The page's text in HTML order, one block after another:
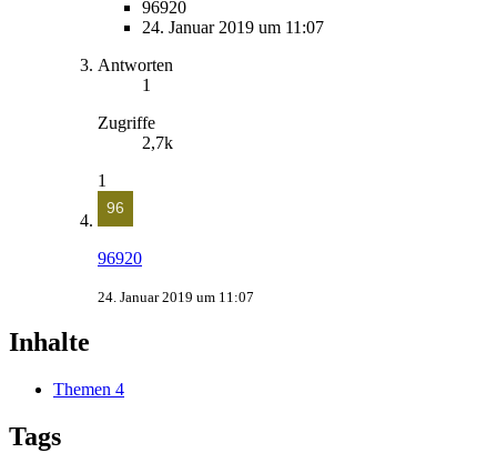
96920
24. Januar 2019 um 11:07
Antworten
1
Zugriffe
2,7k
1
96920
24. Januar 2019 um 11:07
Inhalte
Themen 4
Tags